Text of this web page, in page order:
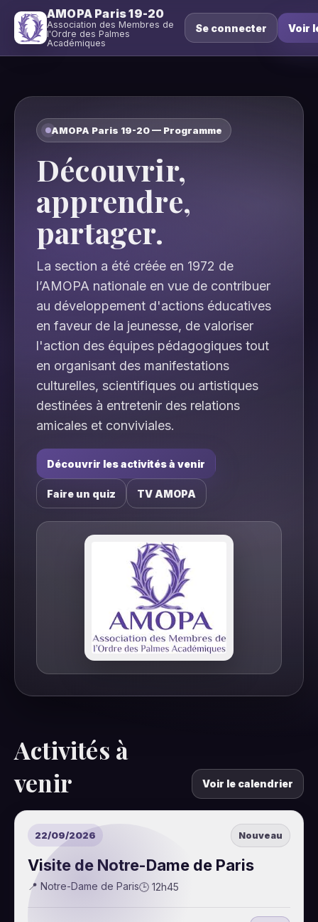
AMOPA Paris 19-20
Association des Membres de
l'Ordre des Palmes
Académiques
Se connecter Voir
AMOPA Paris 19-20 — Programme
Découvrir,
apprendre,
partager.
La section a été créée en 1972 de
l’AMOPA nationale en vue de contribuer
au développement d'actions éducatives
en faveur de la jeunesse, de valoriser
l'action des équipes pédagogiques tout
en organisant des manifestations
culturelles, scientifiques ou artistiques
destinées à entretenir des relations
amicales et conviviales.
Découvrir les activités à venir
Faire un quiz TV AMOPA
Activités à
venir
Voir le calendrier
22/09/2026 Nouveau
Visite de Notre-Dame de Paris
📍 Notre-Dame de Paris🕒 12h45